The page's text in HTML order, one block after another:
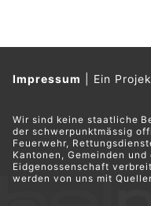
Impressum Ein
Wir sind keine staatliche
der schwerpunktmässig
Feuerwehr,
Kantonen, Gemeinden
Eidgenossenschaft
werden von uns mit